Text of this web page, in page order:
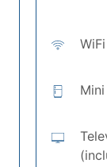
WiFi